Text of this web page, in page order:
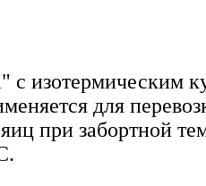
изотермическим
для
при забортной